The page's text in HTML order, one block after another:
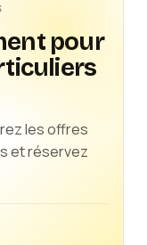
pour
les offres
et réservez